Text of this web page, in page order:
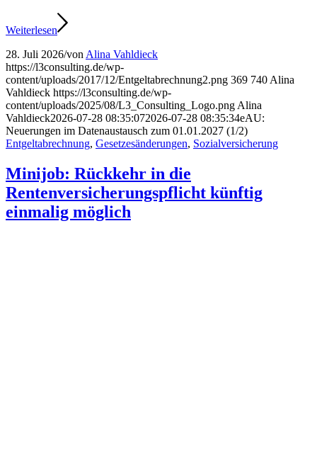
Weiterlesen
28. Juli 2026/von Alina Vahldieck
https://l3consulting.de/wp-
content/uploads/2017/12/Entgeltabrechnung2.png 369 740 Alina
Vahldieck https://l3consulting.de/wp-
content/uploads/2025/08/L3_Consulting_Logo.png Alina
Vahldieck2026-07-28 08:35:072026-07-28 08:35:34eAU:
Neuerungen im Datenaustausch zum 01.01.2027 (1/2)
Entgeltabrechnung, Gesetzesänderungen, Sozialversicherung
Minijob: Rückkehr in die
Rentenversicherungspflicht künftig
einmalig möglich